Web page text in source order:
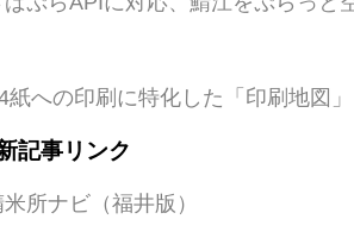
紙への印刷に特化した「印刷地図
記事リンク
所ナビ（福井版）